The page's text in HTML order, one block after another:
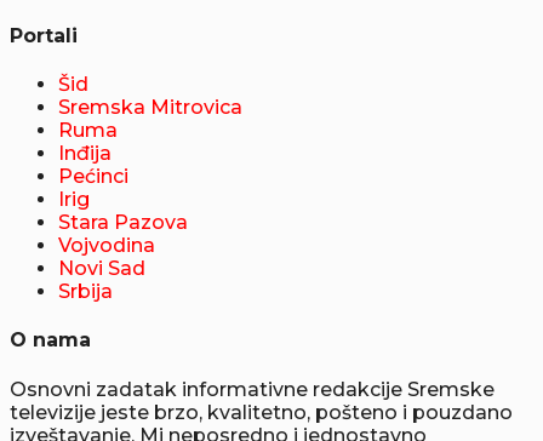
Portali
Šid
Sremska Mitrovica
Ruma
Inđija
Pećinci
Irig
Stara Pazova
Vojvodina
Novi Sad
Srbija
O nama
Osnovni zadatak informativne redakcije Sremske
televizije jeste brzo, kvalitetno, pošteno i pouzdano
izveštavanje. Mi neposredno i jednostavno